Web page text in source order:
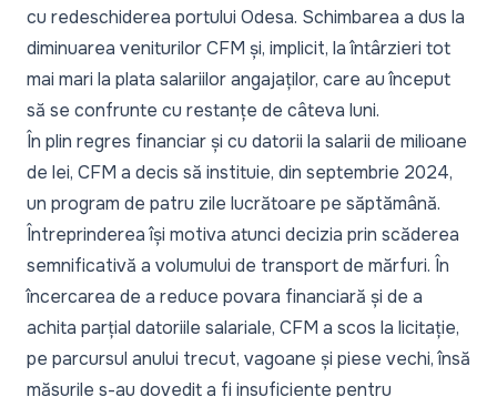
cu redeschiderea portului Odesa. Schimbarea a dus la
diminuarea veniturilor CFM și, implicit, la întârzieri tot
mai mari la plata salariilor angajaților, care au început
să se confrunte cu restanțe de câteva luni.
În plin regres financiar și cu datorii la salarii de milioane
de lei, CFM a decis să instituie, din septembrie 2024,
un program de patru zile lucrătoare pe săptămână.
Întreprinderea își motiva atunci decizia prin scăderea
semnificativă a volumului de transport de mărfuri. În
încercarea de a reduce povara financiară și de a
achita parțial datoriile salariale, CFM a scos la licitație,
pe parcursul anului trecut, vagoane și piese vechi, însă
măsurile s-au dovedit a fi insuficiente pentru